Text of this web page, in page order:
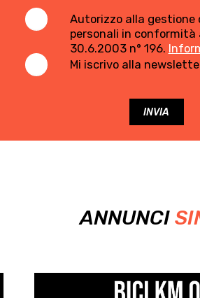
Autorizzo alla gestione
personali in conformità
30.6.2003 n° 196.
Mi iscrivo alla
ANNUNCI